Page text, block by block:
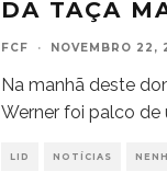
DA TAÇA
FCF · NOVEMBRO 22,
Na manhã deste
Werner foi palco de
LID NOTÍCIAS